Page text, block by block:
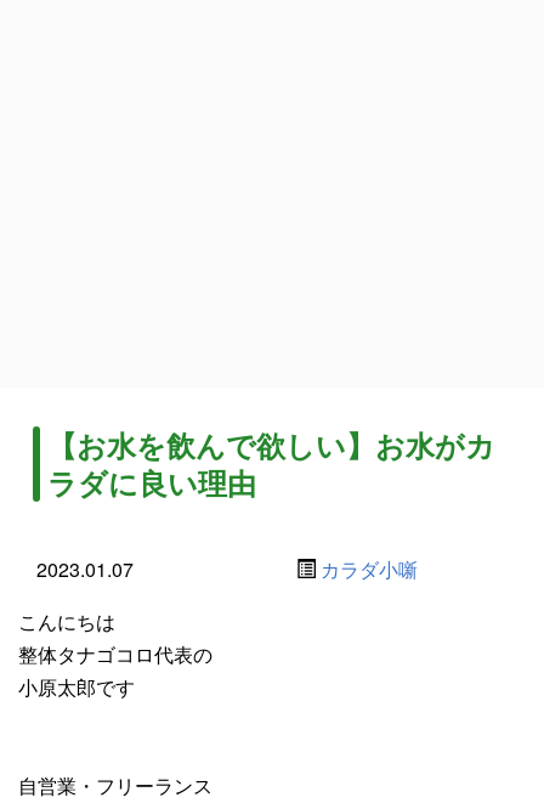
【お水を飲んで欲しい】お水がカ
ラダに良い理由
2023.01.07
カラダ小噺
こんにちは
整体タナゴコロ代表の
小原太郎です
自営業・フリーランス